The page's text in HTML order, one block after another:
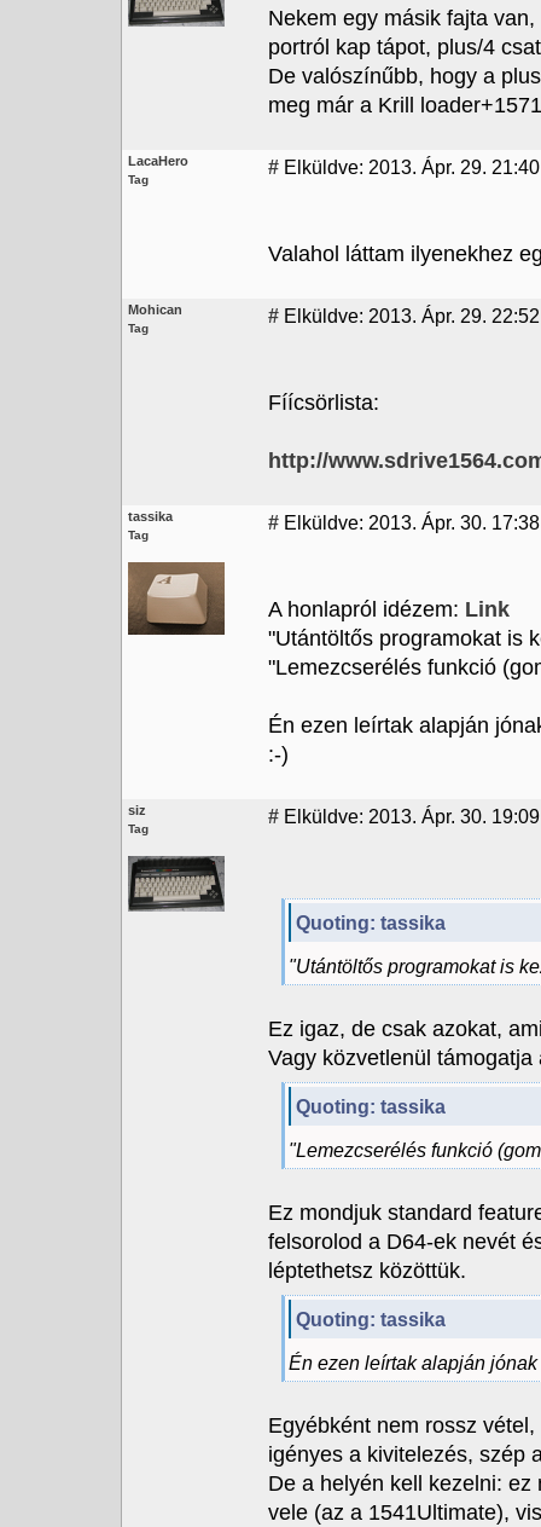
Nekem egy másik fajta
portról kap tápot, plus/4
De valószínűbb, hogy a
meg már a Krill
LacaHero
Tag
# Elküldve: 2013. Ápr. 29. 21:40
Valahol láttam ilyenekhez
Mohican
Tag
# Elküldve: 2013. Ápr. 29. 22:52
Fíícsörlista:
http://
tassika
Tag
# Elküldve: 2013. Ápr. 30. 17:38
A honlapról idézem: Link
"Utántöltős programokat is
"Lemezcserélés funkció
Én ezen leírtak alapján
:-)
siz
Tag
# Elküldve: 2013. Ápr. 30.
Quoting: tassika
"Utántöltős programokat is
Ez igaz, de csak azokat,
Vagy közvetlenül
Quoting: tassika
"Lemezcserélés funkció
Ez mondjuk standard
felsorolod a D64-ek nevét
léptethetsz közöttük.
Quoting: tassika
Én ezen leírtak alapján
Egyébként nem rossz
igényes a kivitelezés, szép
De a helyén kell kezelni:
vele (az a 1541Ultimate),